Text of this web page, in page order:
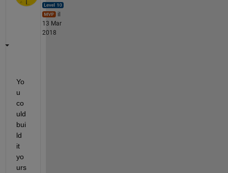
il
13 Mar
2018
Yo
u
co
uld
bui
ld
it
yo
urs